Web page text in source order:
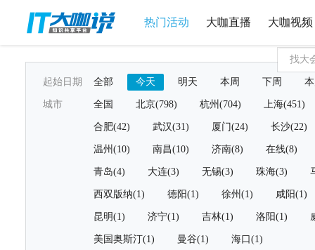
热门活动 大咖直播 大咖视频
起始日期 全部 今天 明天 本周 下周
城市 全国 北京(798) 杭州(704) 上海(451)
合肥(42) 武汉(31) 厦门(24) 长沙(22)
温州(10) 南昌(10) 济南(8) 在线(8)
青岛(4) 大连(3) 无锡(3) 珠海(3)
西双版纳(1) 德阳(1) 徐州(1) 咸阳(1)
昆明(1) 济宁(1) 吉林(1) 洛阳(1)
美国奥斯汀(1) 曼谷(1) 海口(1)